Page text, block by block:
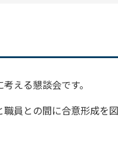
える懇談会です。
員との間に合意形成を